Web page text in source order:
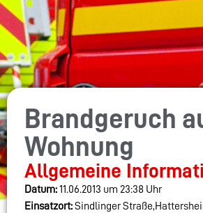
Brandgeruch
Wohnung
Allgemeine
Datum:11.06.2013 um 23:38 Uhr
Einsatzort:Sindlinger